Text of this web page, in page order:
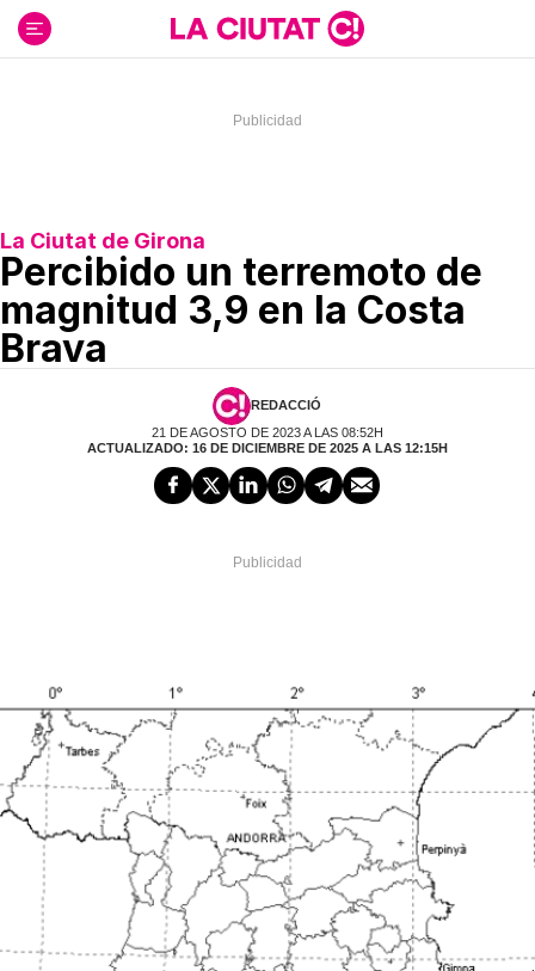
contenido
La Ciutat de Girona
Percibido un terremoto de
magnitud 3,9 en la Costa
Brava
REDACCIÓ
21 DE AGOSTO DE 2023 A LAS 08:52H
ACTUALIZADO: 16 DE DICIEMBRE DE 2025 A LAS 12:15H